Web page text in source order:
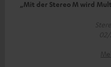
„Mit der Stereo M wird
02/